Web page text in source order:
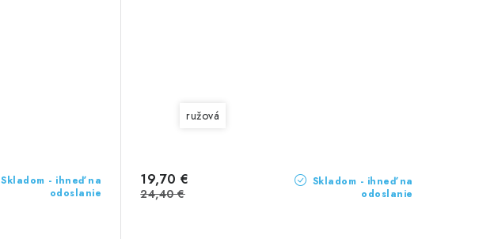
Skladom - ihneď na
odoslanie
ružová
Skladom - ihneď na
odoslanie
19,70 €
24,40 €